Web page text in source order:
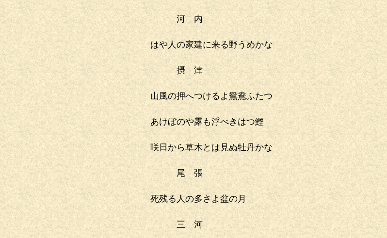
河 内
はや人の家建に来る野うめかな
摂 津
山風の押へつけるよ鴛鴦ふたつ
あけぼのや露も浮べきはつ鰹
咲日から草木とは見ぬ牡丹かな
尾 張
死残る人の多さよ盆の月
三 河